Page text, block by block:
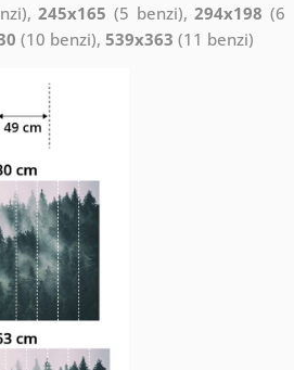
245x165 (5 benzi),294x198 (6
(10 benzi), 539x363 (11 benzi)